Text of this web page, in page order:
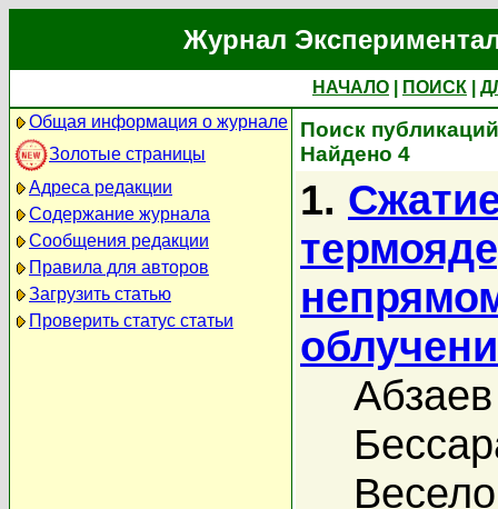
Журнал
НАЧАЛО ПОИСК
Общая информация о журнале
Золотые страницы
Адреса редакции
Содержание журнала
Сообщения редакции
Правила для авторов
Загрузить статью
Проверить статус статьи
Поиск
Найдено 4
1.